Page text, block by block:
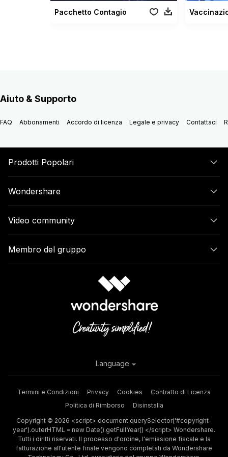
Pacchetto Contagio
Aiuto & Supporto
FAQ Abbonamenti Accordo di licenza Legale e privacy Contattaci
Prodotti Popolari
Wondershare
Video community
Membro del gruppo
Termini e Condizioni Privacy Cookies
Contratto di Licenza
Politica di Rimborso
Disinstalla
Copyright © 2026 <script> document.querySelector('#copyright-
year').outerHTML = new Date().getFullYear() </script> Wondershare.
Tutti i diritti riservati. Il processo d'ordine, l'emissione fiscale e la
fatturazione all'utente finale vengono completati da Wondershare
Language